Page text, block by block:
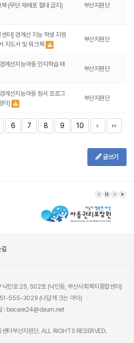
(무단 재배포 절대 금지)
부산지원단
터] 경계선 지능 학생 지원
지도서 및 워크북
부산지원단
계선지능아동 인지학습 매
부산지원단
계선지능아동 정서 프로그
이)
부산지원단
6 7 8 9 10
글쓰기
길
민로 25, 502호 (낙민동, 부산사회복지종합센터)
555-3029 (나답게 크는 아이)
: bsicare24@daum.net
터부산지원단. ALL RIGHTS RESERVED.